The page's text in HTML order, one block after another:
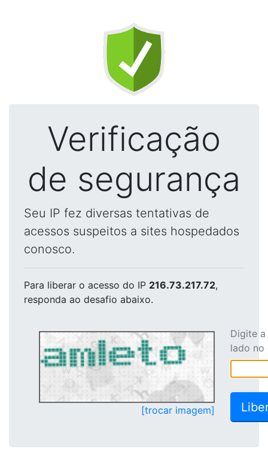
Verificação
de segurança
Seu IP fez diversas tentativas de
acessos suspeitos a sites hospedados
conosco.
Para liberar o acesso do IP 216.73.217.72,
responda ao desafio abaixo.
[trocar imagem]
Digite
lado no